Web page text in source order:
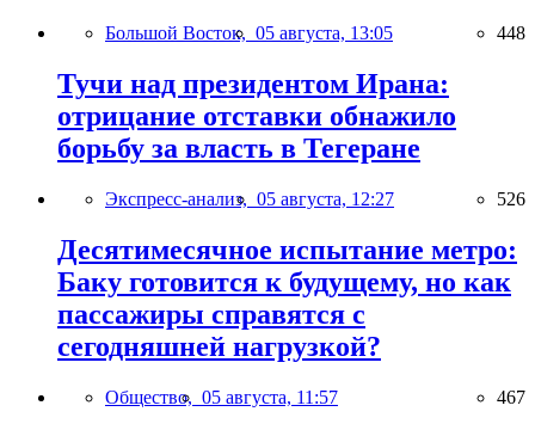
Большой Восток, 05 августа, 13:05 448
Тучи над президентом Ирана:
отрицание отставки обнажило
борьбу за власть в Тегеране
Экспресс-анализ, 05 августа, 12:27 526
Десятимесячное испытание метро:
Баку готовится к будущему, но как
пассажиры справятся с
сегодняшней нагрузкой?
Общество, 05 августа, 11:57 467